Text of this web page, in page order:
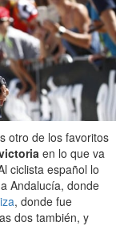
otro de los favoritos
en lo que va
ciclista español lo
Andalucía, donde
, donde fue
dos también, y